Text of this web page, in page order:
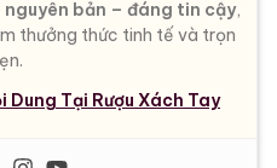
bản – đáng tin cậy,
thưởng thức tinh tế và trọn
Dung Tại Rượu Xách Tay